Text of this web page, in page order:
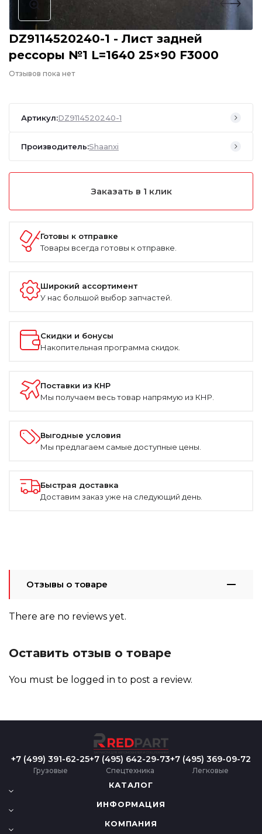
DZ9114520240-1 - Лист задней
рессоры №1 L=1640 25×90 F3000
Отзывов пока нет
Артикул:DZ9114520240-1
Производитель:Shaanxi
Заказать в 1 клик
Готовы к отправке
Товары всегда готовы к отправке.
Широкий ассортимент
У нас большой выбор запчастей.
Скидки и бонусы
Накопительная программа скидок.
Поставки из КНР
Мы получаем весь товар напрямую из КНР.
Выгодные условия
Мы предлагаем самые доступные цены.
Быстрая доставка
Доставим заказ уже на следующий день.
Отзывы о товаре
There are no reviews yet.
Оставить отзыв о товаре
You must be logged in to post a review.
+7 (499) 391-62-25
Грузовые
+7 (495) 642-29-73
Спецтехника
+7 (495) 369-09-72
Легковые
КАТАЛОГ
ИНФОРМАЦИЯ
КОМПАНИЯ